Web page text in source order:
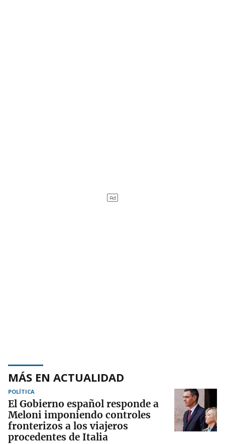
MÁS EN ACTUALIDAD
POLÍTICA
El Gobierno español responde a
Meloni imponiendo controles
fronterizos a los viajeros
procedentes de Italia